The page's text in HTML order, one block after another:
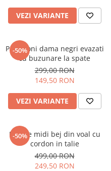
VEZI VARIANTE
-50%
Pantaloni dama negri evazati
cu buzunare la spate
299,00 RON
149,50 RON
VEZI VARIANTE
-50%
Rochie midi bej din voal cu
cordon in talie
499,00 RON
249,50 RON